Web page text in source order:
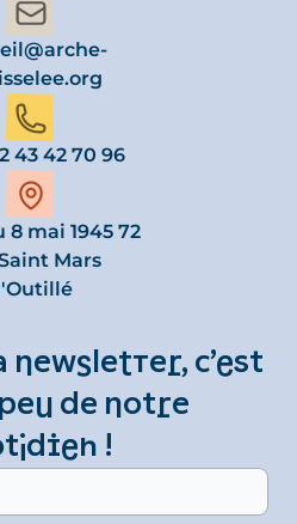
43 42 70 96
8 mai 1945 72
Mars
newsletter, c’est
de notre
!